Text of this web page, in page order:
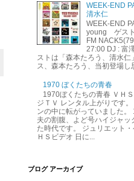
WEEK-END
清水仁
WEEK-END
young ゲス
FM
27:00 DJ : 富
ストは「森本たろう、清水仁
ス、森本たろう、当初登場し
1970 ぼくたちの青春
1970ぼくたちの青春 Ｖ
ジＴＶ レンタル上がりです
ンの中に転がっていました
夫の割腹、よど号ハイジャッ
た時代です。 ジュリエット
ＨＳビデオ 日に...
ブログ アーカイブ